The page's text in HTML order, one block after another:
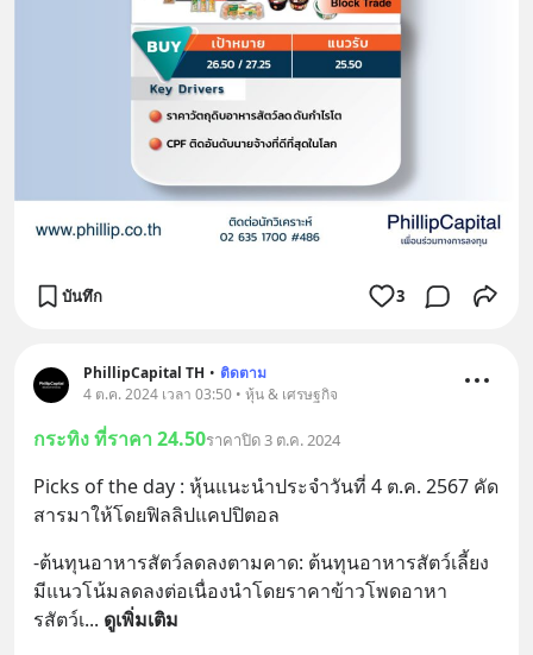
บันทึก 3
PhillipCapital TH • ติดตาม
4 ต.ค. 2024 เวลา 03:50 • หุ้น & เศรษฐกิจ
กระทิง ที่ราคา 24.50ราคาปิด 3 ต.ค. 2024
Picks of the day : หุ้นแนะนำประจำวันที่ 4 ต.ค. 2567 คัด
สารมาให้โดยฟิลลิปแคปปิตอล
-ต้นทุนอาหารสัตว์ลดลงตามคาด: ต้นทุนอาหารสัตว์เลี้ยง
มีแนวโน้มลดลงต่อเนื่องนำโดยราคาข้าวโพดอาหา
รสัตว์เ... ดูเพิ่มเติม